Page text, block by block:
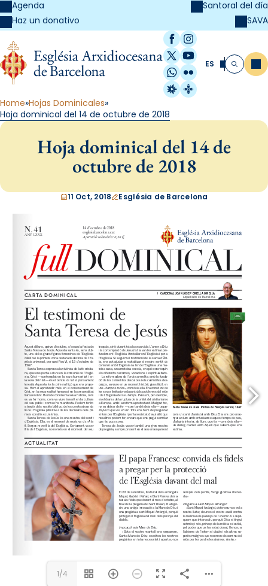
Agenda
Haz un donativo
Santoral del día
SAVA
Facebook
Instagram
X / Twitter
YouTube
WhatsApp
Flickr
Radio Estel
Catalunya
ES Buscar
Home Hojas Dominicales
Hoja dominical del 14 de octubre de 2018
Hoja dominical del 14 de
octubre de 2018
11 Oct, 2018 Església de Barcelona
1/4